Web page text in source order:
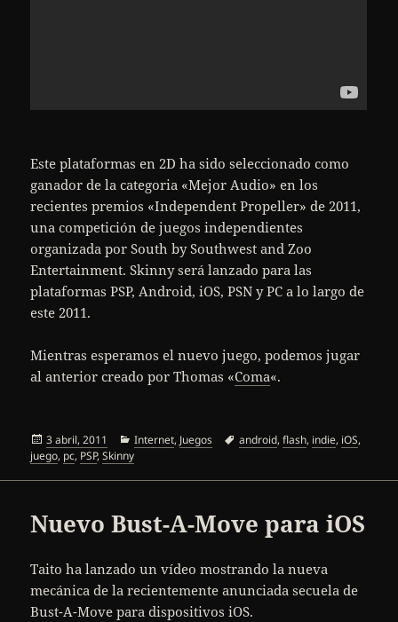
Este plataformas en 2D ha sido seleccionado como
ganador de la categoria «Mejor Audio» en los
recientes premios «Independent Propeller» de 2011,
una competición de juegos independientes
organizada por South by Southwest and Zoo
Entertainment. Skinny será lanzado para las
plataformas PSP, Android, iOS, PSN y PC a lo largo de
este 2011.
Mientras esperamos el nuevo juego, podemos jugar
al anterior creado por Thomas «Coma«.
Publicado
el
3 abril, 2011 Categorías
Internet, Juegos Etiquetas
android,flash, indie, iOS,
juego, pc, PSP,Skinny
Nuevo Bust-A-Move para iOS
Taito ha lanzado un vídeo mostrando la nueva
mecánica de la recientemente anunciada secuela de
Bust-A-Move para dispositivos iOS.